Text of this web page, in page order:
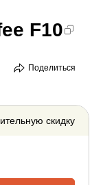
F10
Поделиться
скидку